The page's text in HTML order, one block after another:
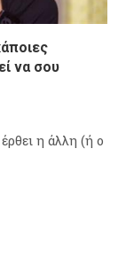
να σου
η άλλη (ή ο